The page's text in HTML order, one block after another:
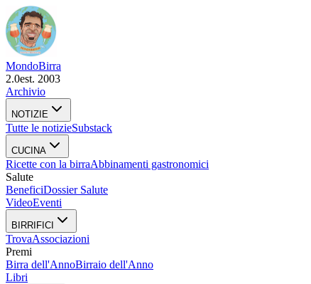
MondoBirra
2.0est. 2003
Archivio
NOTIZIE
Tutte le notizieSubstack
CUCINA
Ricette con la birraAbbinamenti gastronomici
Salute
BeneficiDossier Salute
VideoEventi
BIRRIFICI
TrovaAssociazioni
Premi
Birra dell'AnnoBirraio dell'Anno
Libri